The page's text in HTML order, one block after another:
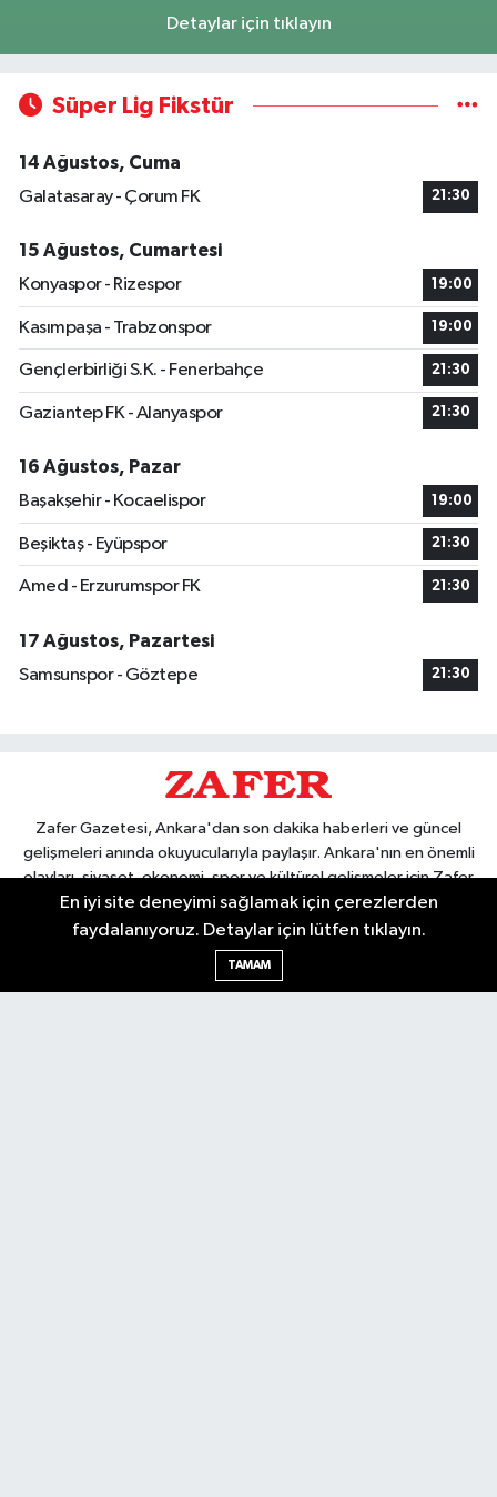
Detaylar için tıklayın
Süper Lig Fikstür
14 Ağustos, Cuma
Galatasaray - Çorum FK
21:30
15 Ağustos, Cumartesi
Konyaspor - Rizespor
19:00
Kasımpaşa - Trabzonspor 19:00
Gençlerbirliği S.K. - Fenerbahçe 21:30
Gaziantep FK - Alanyaspor 21:30
16 Ağustos, Pazar
Başakşehir - Kocaelispor
19:00
Beşiktaş - Eyüpspor 21:30
Amed - Erzurumspor FK 21:30
17 Ağustos, Pazartesi
Samsunspor - Göztepe
21:30
Zafer Gazetesi, Ankara'dan son dakika haberleri ve güncel
gelişmeleri anında okuyucularıyla paylaşır. Ankara'nın en önemli
olayları, siyaset, ekonomi, spor ve kültürel gelişmeler için Zafer
Gazetesi'ni takip edin. Başkentin güvendiği haber kaynağı.
En iyi site deneyimi sağlamak için çerezlerden
faydalanıyoruz. Detaylar için lütfen tıklayın.
TAMAM